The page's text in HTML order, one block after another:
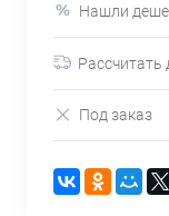
Нашли
Рассчитать
Под заказ